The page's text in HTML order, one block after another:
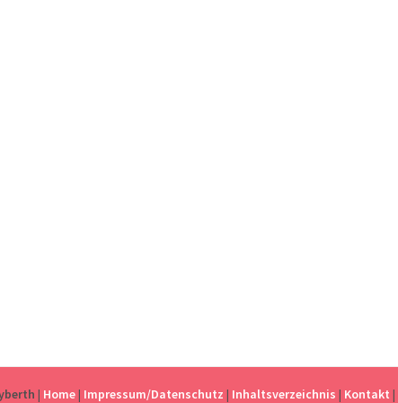
| Home| Impressum/Datenschutz | Inhaltsverzeichnis | Kontakt |